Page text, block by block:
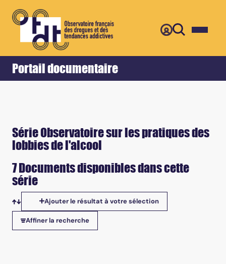
Portail documentaire
Accueil Retour
Série Observatoire sur les pratiques des
lobbies de l'alcool
7 Documents disponibles dans cette
série
Tris disponibles
Ajouter le résultat à votre sélection
Affiner la recherche